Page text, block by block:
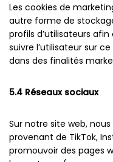
Les cookies de
autre forme de
profils d’utilisateurs
suivre l’utilisateur sur
dans des finalités
5.4 Réseaux sociaux
Sur notre site web,
provenant de TikTok,
promouvoir des pages